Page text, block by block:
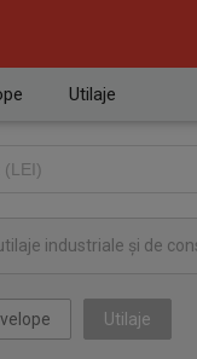
Utilaje
industriale și de
Utilaje